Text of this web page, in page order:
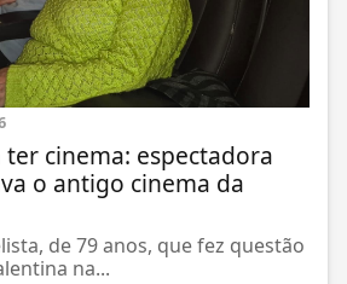
cinema: espectadora
o antigo cinema da
de 79 anos, que fez questão
na...